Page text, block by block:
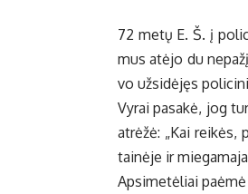
72 me­tų E. Š. į
mus at­ėjo du
vo už­si­dė­jęs
Vy­rai pa­sa­kė, jog
at­rė­žė: „Kai
tai­nė­je ir
Ap­si­me­tė­liai